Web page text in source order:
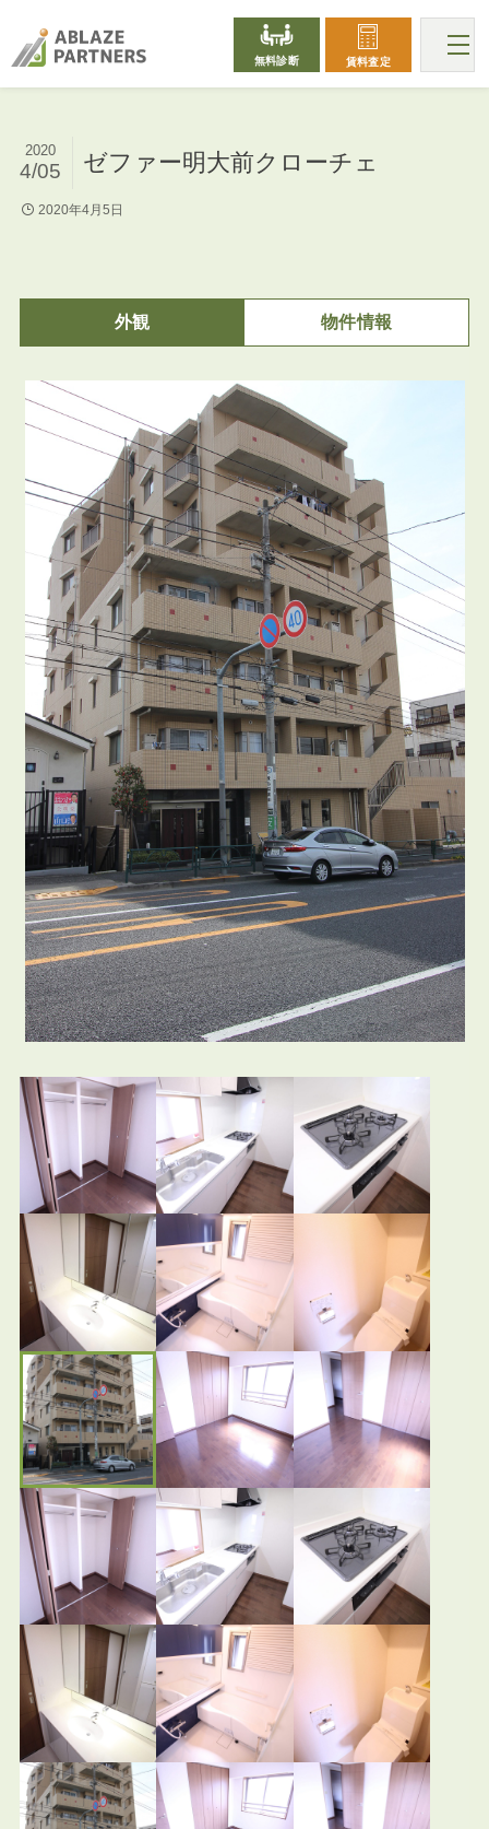
無料診断 賃料査定
ゼファー明大前クローチェ
2020
4/05
2020年4月5日
外観 物件情報